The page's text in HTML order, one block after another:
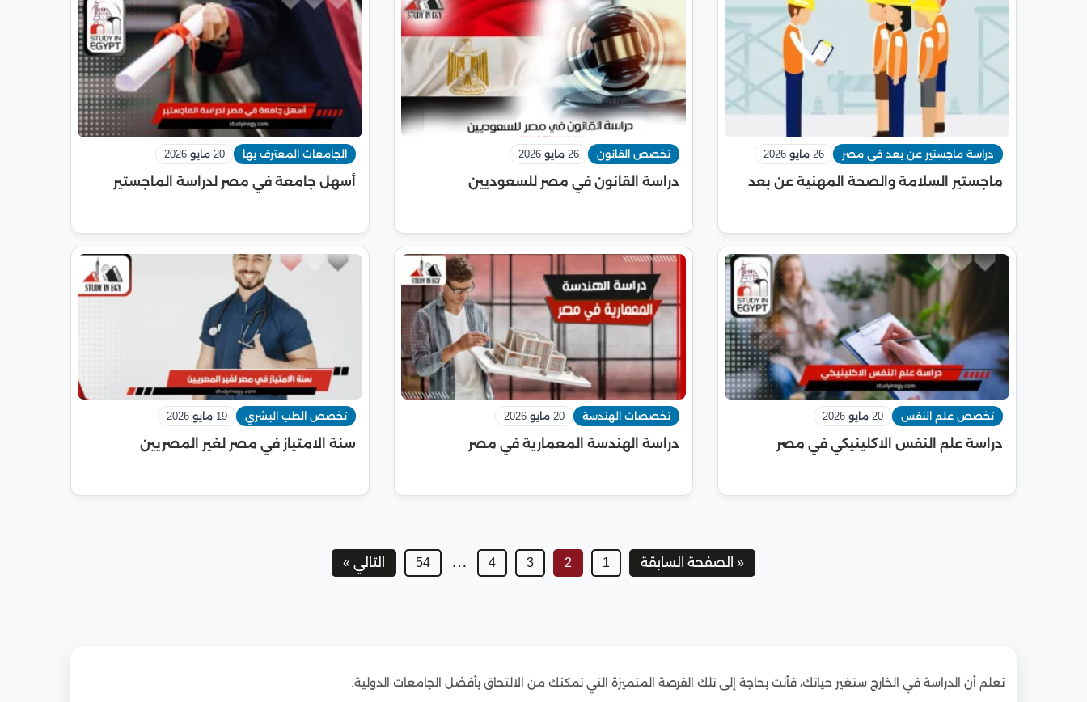
دراسة ماجستير عن بعد في مصر 26 مايو 2026
ماجستير السلامة والصحة المهنية عن بعد
تخصص القانون 26 مايو 2026
دراسة القانون في مصر للسعوديين
الجامعات المعترف بها 20 مايو 2026
أسهل جامعة في مصر لدراسة الماجستير
تخصص علم النفس 20 مايو 2026
دراسة علم النفس الاكلينيكي في مصر
تخصصات الهندسة 20 مايو 2026
دراسة الهندسة المعمارية في مصر
تخصص الطب البشري 19 مايو 2026
سنة الامتياز في مصر لغير المصريين
« الصفحة السابقة 1
2
3
4
…
54 التالي »
نعلم أن الدراسة في الخارج ستغير حياتك، فأنت بحاجة إلى تلك الفرصة المتميزة التي تمكنك من الالتحاق بأفضل الجامعات الدولية.